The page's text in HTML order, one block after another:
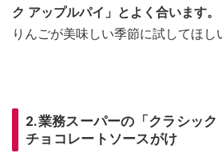
ク アップルパイ」とよく合います。
りんごが美味しい季節に試してほし
2.業務スーパーの「クラシッ
チョコレートソースがけ